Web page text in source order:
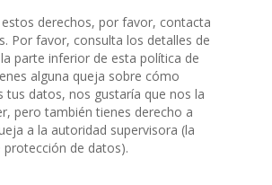
derechos, por favor, contacta
Por favor, consulta los detalles de
parte inferior de esta política de
alguna queja sobre cómo
tus datos, nos gustaría que nos la
pero también tienes derecho a
a la autoridad supervisora (la
protección de datos).